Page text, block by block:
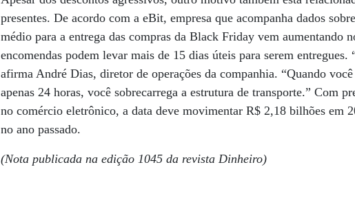
presentes. De acordo com a eBit, empresa que acompanha dados
médio para a entrega das compras da Black Friday vem aumentando
encomendas podem levar mais de 15 dias úteis para serem
afirma André Dias, diretor de operações da companhia. “Quando
apenas 24 horas, você sobrecarrega a estrutura de transporte.” Com
no comércio eletrônico, a data deve movimentar R$ 2,18 bilhões em
no ano passado.
(Nota publicada na edição 1045 da revista Dinheiro)